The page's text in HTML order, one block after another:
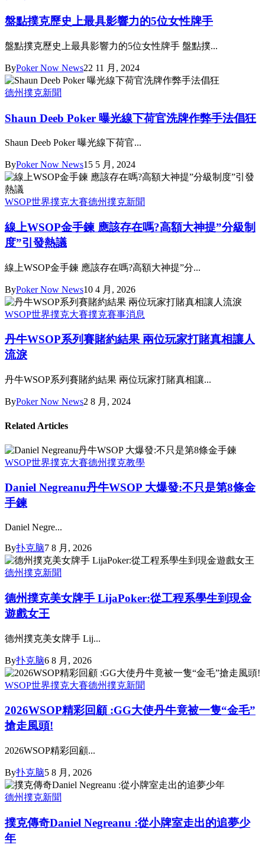
盤點撲克歷史上最具影響力的5位女性牌手
盤點撲克歷史上最具影響力的5位女性牌手 盤點撲...
ByPoker Now News22 11 月, 2024
德州撲克新聞
Shaun Deeb Poker 曝光線下荷官洗牌作弊手法倡狂
Shaun Deeb Poker 曝光線下荷官...
ByPoker Now News15 5 月, 2024
WSOP世界撲克大賽德州撲克新聞
線上WSOP金手鍊 應該存在嗎?高額大神提”分級制
度”引發熱議
線上WSOP金手鍊 應該存在嗎?高額大神提”分...
ByPoker Now News10 4 月, 2026
WSOP世界撲克大賽撲克賽事消息
丹牛WSOP系列賽賭約結果 兩位玩家打賭真相讓人
流淚
丹牛WSOP系列賽賭約結果 兩位玩家打賭真相讓...
ByPoker Now News2 8 月, 2024
Related Articles
WSOP世界撲克大賽德州撲克教學
Daniel Negreanu丹牛WSOP 大爆發:不只是第8條金
手鍊
Daniel Negre...
By扑克脑7 8 月, 2026
德州撲克新聞
德州撲克美女牌手 LijaPoker:從工程系學生到現金
遊戲女王
德州撲克美女牌手 Lij...
By扑克脑6 8 月, 2026
WSOP世界撲克大賽德州撲克新聞
2026WSOP精彩回顧 :GG大使丹牛竟被一隻“金毛”
搶走風頭!
2026WSOP精彩回顧...
By扑克脑5 8 月, 2026
德州撲克新聞
撲克傳奇Daniel Negreanu :從小牌室走出的追夢少
年